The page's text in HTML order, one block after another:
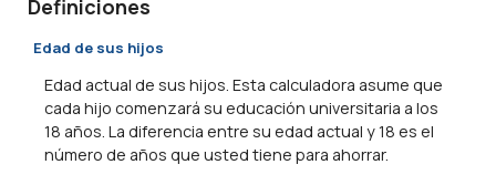
Definiciones
Edad de sus hijos
Edad actual de sus hijos. Esta calculadora asume que
cada hijo comenzará su educación universitaria a los
18 años. La diferencia entre su edad actual y 18 es el
número de años que usted tiene para ahorrar.